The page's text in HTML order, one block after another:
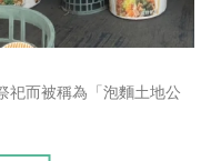
祀而被稱為「泡麵土地公